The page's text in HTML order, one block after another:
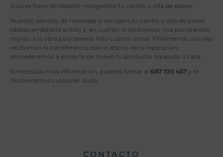
Si vives fuera de Madrid, recogemos tu carrito o silla de paseo.
Nuestro servicio de mensajería recogerá tu carrito o silla de paseo
(debes embalarla antes) y, en cuanto la recibamos, nos pondremos
manos a la obra para tenerlo listo cuanto antes. Finalmente, una vez
recibamos la transferencia con el abono de la reparación,
procederemos a enviarte de nuevo tu producto reparado a casa.
Si necesitas más información, puedes llamar al 687 720 457 y te
resolveremos cualquier duda.
CONTACTO